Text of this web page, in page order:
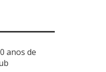
anos de